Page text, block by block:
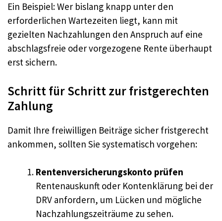
Ein Beispiel: Wer bislang knapp unter den
erforderlichen Wartezeiten liegt, kann mit
gezielten Nachzahlungen den Anspruch auf eine
abschlagsfreie oder vorgezogene Rente überhaupt
erst sichern.
Schritt für Schritt zur fristgerechten
Zahlung
Damit Ihre freiwilligen Beiträge sicher fristgerecht
ankommen, sollten Sie systematisch vorgehen:
Rentenversicherungskonto prüfen
Rentenauskunft oder Kontenklärung bei der
DRV anfordern, um Lücken und mögliche
Nachzahlungszeiträume zu sehen.